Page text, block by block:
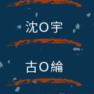
沈Ｏ宇
古Ｏ綸